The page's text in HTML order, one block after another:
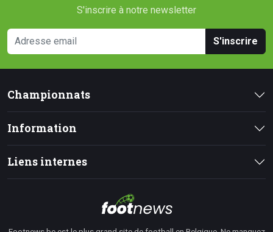
S'inscrire à notre newsletter
S'inscrire
Championnats
Information
Liens internes